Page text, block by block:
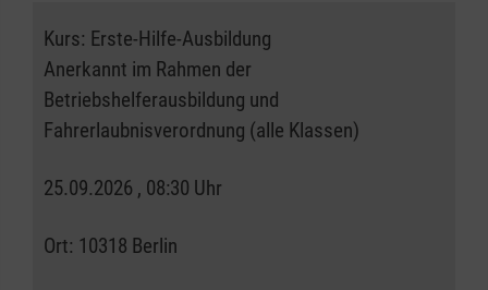
Kurs: Erste-Hilfe-Ausbildung
Anerkannt im Rahmen der
Betriebshelferausbildung und
Fahrerlaubnisverordnung (alle Klassen)
25.09.2026 , 08:30 Uhr
Ort: 10318 Berlin